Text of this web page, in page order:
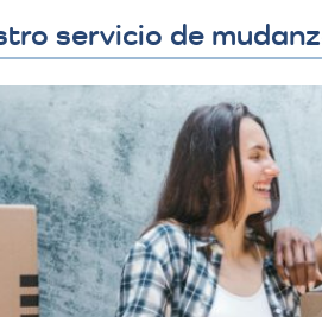
servicio de